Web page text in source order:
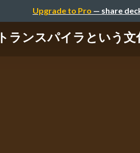
Upgrade to Pro — share
トランスパイラという